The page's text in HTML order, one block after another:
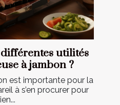
utilités
à jambon ?
est importante pour la
à s’en procurer pour